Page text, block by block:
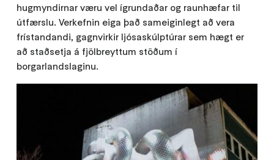
hugmyndirnar væru vel ígrundaðar og raunhæfar til
útfærslu. Verkefnin eiga það sameiginlegt að vera
frístandandi, gagnvirkir ljósaskúlptúrar sem hægt er
að staðsetja á fjölbreyttum stöðum í
borgarlandslaginu.